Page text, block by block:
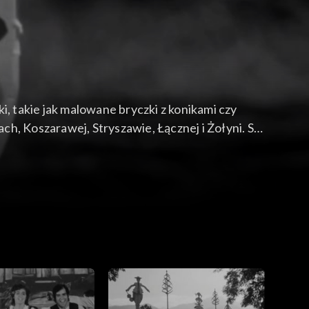
takie jak malowane bryczki z konikami czy
Koszarawej, Stryszawie, Łącznej i Żołyni. Są
drewnianych.